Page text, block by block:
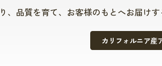
、品質を育て、お客様のもとへお届け
カリフォルニア産